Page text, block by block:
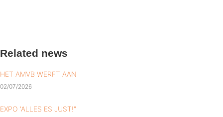
Related news
HET AMVB WERFT AAN
02/07/2026
EXPO 'ALLES ES JUST!"